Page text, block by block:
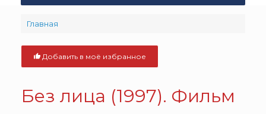
Главная
Добавить в моё избранное
Без лица (1997). Фильм